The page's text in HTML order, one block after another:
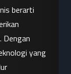
Dengan
yang